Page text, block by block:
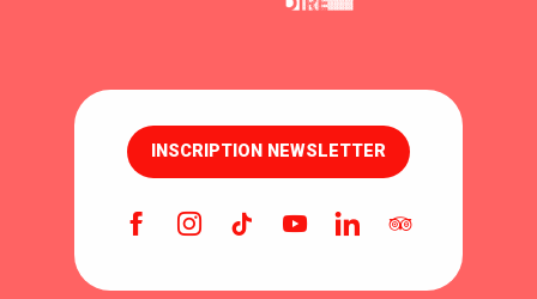
INSCRIPTION NEWSLETTER